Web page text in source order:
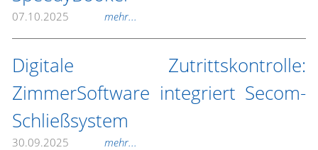
07.10.2025 mehr...
Digitale Zutrittskontrolle:
ZimmerSoftware integriert Secom-
Schließsystem
30.09.2025 mehr...